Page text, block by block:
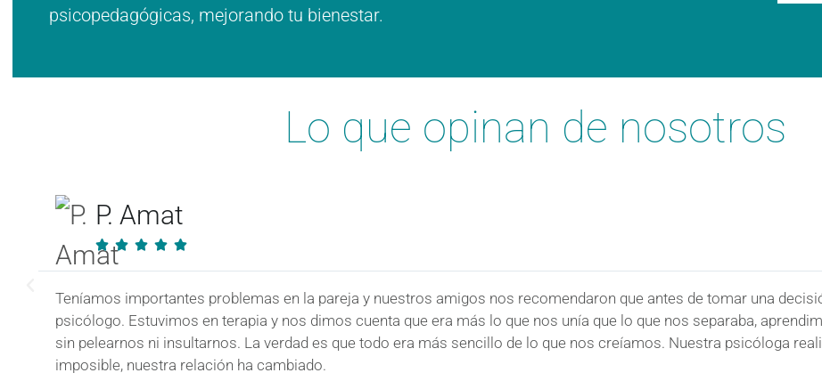
psicopedagógicas, mejorando tu bienestar.
Lo que opinan de nosotros
P. Amat
    
Teníamos importantes problemas en la pareja y nuestros amigos nos recomendaron que antes de tomar una
psicólogo. Estuvimos en terapia y nos dimos cuenta que era más lo que nos unía que lo que nos separaba,
sin pelearnos ni insultarnos. La verdad es que todo era más sencillo de lo que nos creíamos. Nuestra psicóloga
imposible, nuestra relación ha cambiado.